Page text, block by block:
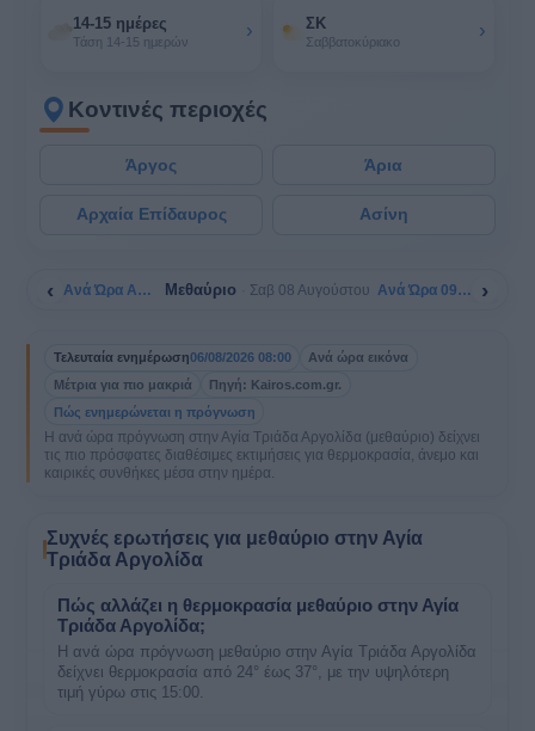
14-15 ημέρες
Τάση 14-15 ημερών › ΣΚ
Σαββατοκύριακο ›
Κοντινές περιοχές
Άργος Άρια
Αρχαία Επίδαυρος Ασίνη
‹ Ανά Ώρα Αύριο Μεθαύριο Σαβ 08 Αυγούστου Ανά Ώρα 09/08 ›
Τελευταία ενημέρωση06/08/2026 08:00
Ανά ώρα εικόνα
Μέτρια για πιο μακριά
Πηγή: Kairos.com.gr.
Πώς ενημερώνεται η πρόγνωση
Η ανά ώρα πρόγνωση στην Αγία Τριάδα Αργολίδα (μεθαύριο) δείχνει
τις πιο πρόσφατες διαθέσιμες εκτιμήσεις για θερμοκρασία, άνεμο και
καιρικές συνθήκες μέσα στην ημέρα.
Συχνές ερωτήσεις για μεθαύριο στην Αγία
Τριάδα Αργολίδα
Πώς αλλάζει η θερμοκρασία μεθαύριο στην Αγία
Τριάδα Αργολίδα;
Η ανά ώρα πρόγνωση μεθαύριο στην Αγία Τριάδα Αργολίδα
δείχνει θερμοκρασία από 24° έως 37°, με την υψηλότερη
τιμή γύρω στις 15:00.